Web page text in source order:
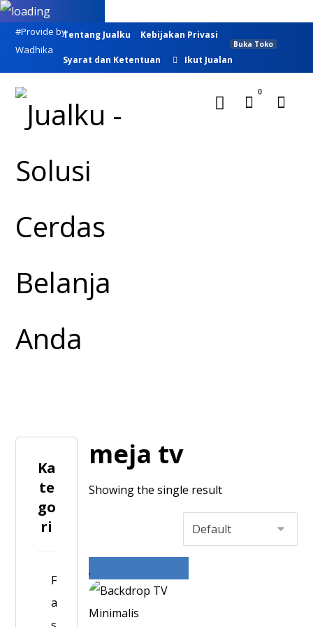
#Provide by
Wadhika
Tentang Jualku Kebijakan Privasi
Syarat dan Ketentuan Ikut Jualan
Buka Toko
meja tv
Showing the single result
Ka
te
go
ri
F
a